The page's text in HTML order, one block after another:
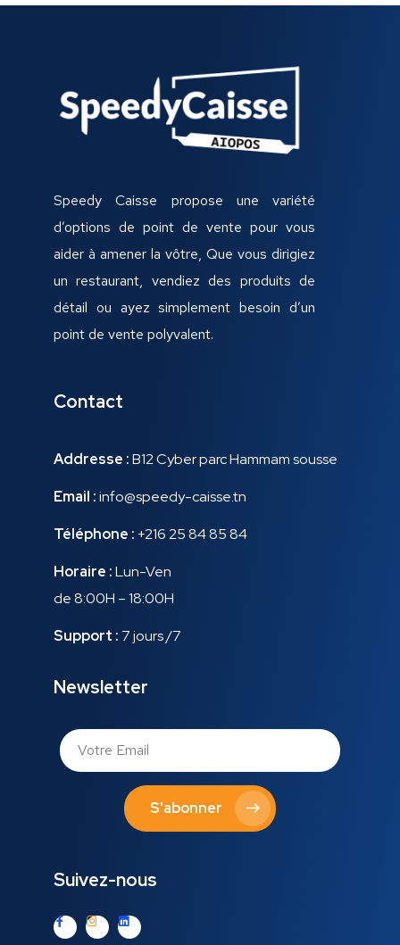
Speedy Caisse propose une variété
d’options de point de vente pour vous
aider à amener la vôtre, Que vous dirigiez
un restaurant, vendiez des produits de
détail ou ayez simplement besoin d’un
point de vente polyvalent.
Contact
Addresse :B12 Cyber parc Hammam sousse
Email :info@speedy-caisse.tn
Téléphone : +216 25 84 85 84
Horaire :Lun-Ven
de 8:00H – 18:00H
Support : 7 jours /7
Newsletter
S'abonner
Suivez-nous